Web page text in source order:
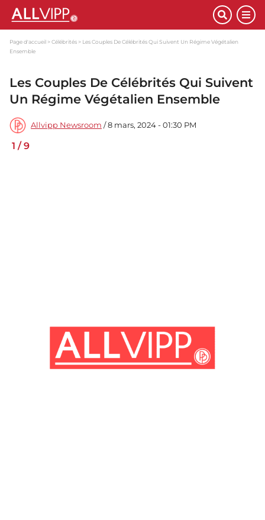
Page d'accueil Célébrités
Les Couples De Célébrités Qui Suivent Un Régime Végétalien
Ensemble
Les Couples De Célébrités Qui Suivent
Un Régime Végétalien Ensemble
Allvipp Newsroom / 8 mars, 2024 - 01:30 PM
1 /9